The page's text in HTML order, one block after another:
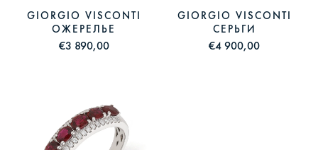
GIORGIO VISCONTI
ОЖЕРЕЛЬЕ
€3 890,00
GIORGIO VISCONTI
СЕРЬГИ
€4 900,00